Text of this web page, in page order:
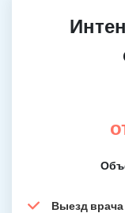
Выезд врача